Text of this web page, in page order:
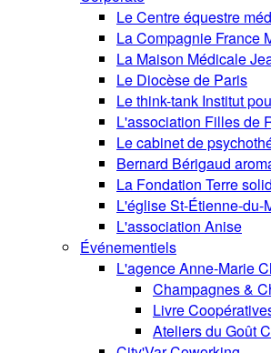
Le Centre équestre
La Compagnie France
La Maison Médicale
Le Diocèse de Paris
Le think-tank Institut
L'association Filles de
Le cabinet de
Bernard Bérigaud
La Fondation Terre
L'église St-Étienne-du-
L'association Anise
Événementiels
L'agence Anne-Marie
Champagnes &
Livre
Ateliers du Goût